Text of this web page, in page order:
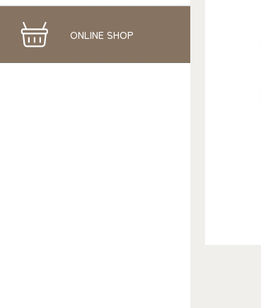
ONLINE SHOP